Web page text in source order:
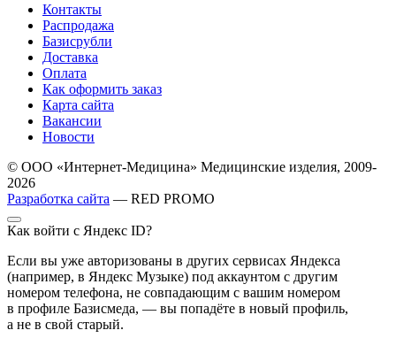
Контакты
Распродажа
Базисрубли
Доставка
Оплата
Как оформить заказ
Карта сайта
Вакансии
Новости
© ООО «Интернет-Медицина» Медицинские изделия, 2009-
2026
Разработка сайта — RED PROMO
Как войти с Яндекс ID?
Если вы уже авторизованы в других сервисах Яндекса
(например, в Яндекс Музыке) под аккаунтом с другим
номером телефона, не совпадающим с вашим номером
в профиле Базисмеда, — вы попадёте в новый профиль,
а не в свой старый.